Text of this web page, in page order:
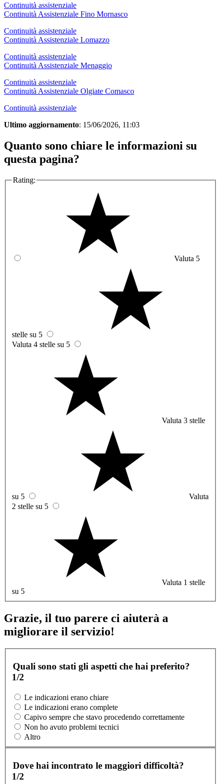
Continuità assistenziale
Continuità Assistenziale Fino Mornasco
Continuità assistenziale
Continuità Assistenziale Lomazzo
Continuità assistenziale
Continuità Assistenziale Menaggio
Continuità assistenziale
Continuità Assistenziale Olgiate Comasco
Continuità assistenziale
Ultimo aggiornamento: 15/06/2026, 11:03
Quanto sono chiare le informazioni su
questa pagina?
Rating:
Valuta 5
stelle su 5
Valuta 4 stelle su 5
Valuta 3 stelle
su 5
Valuta
2 stelle su 5
Valuta 1 stelle
su 5
Grazie, il tuo parere ci aiuterà a
migliorare il servizio!
Quali sono stati gli aspetti che hai preferito?
1/2
Le indicazioni erano chiare
Le indicazioni erano complete
Capivo sempre che stavo procedendo correttamente
Non ho avuto problemi tecnici
Altro
Dove hai incontrato le maggiori difficoltà?
1/2